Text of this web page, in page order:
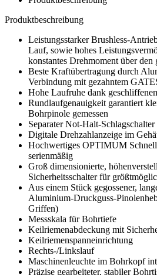
Produktbeschreibung
Leistungsstarker Brushless-
Lauf, sowie hohes
konstantes Drehmoment über den
Beste Kraftübertragung durch
Verbindung mit gezahntem
Hohe Laufruhe dank
Rundlaufgenauigkeit garantiert
Bohrpinole gemessen
Separater Not-Halt-Schlagschalter
Digitale Drehzahlanzeige im
Hochwertiges OPTIMUM
serienmäßig
Groß dimensionierte,
Sicherheitsschalter für
Aus einem Stück gegossener,
Aluminium-Druckguss-
Griffen)
Messskala für Bohrtiefe
Keilriemenabdeckung mit
Keilriemenspanneinrichtung
Rechts-/Linkslauf
Maschinenleuchte im Bohrkopf
Präzise gearbeiteter, stabiler